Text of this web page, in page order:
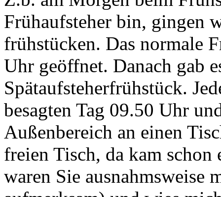
Frühaufsteher bin, gingen
frühstücken. Das normale
Uhr geöffnet. Danach gab
Spätaufsteherfrühstück.
besagten Tag 09.50 Uhr
Außenbereich an einen
freien Tisch, da kam
waren Sie ausnahmsweise